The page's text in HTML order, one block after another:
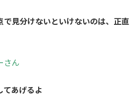
で見分けないといけないのは、正直
さん
てあげるよ